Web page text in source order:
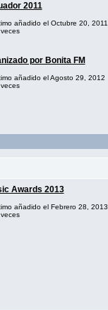
2011
añadido el Octubre 20, 2011
por Bonita FM
añadido el Agosto 29, 2012
Awards 2013
añadido el Febrero 28, 2013